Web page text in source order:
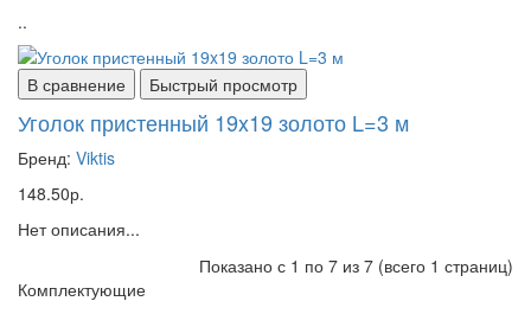
..
В сравнение Быстрый просмотр
Уголок пристенный 19x19 золото L=3 м
Бренд: Viktis
148.50р.
Нет описания...
Показано с 1 по 7 из 7 (всего 1 страниц)
Комплектующие